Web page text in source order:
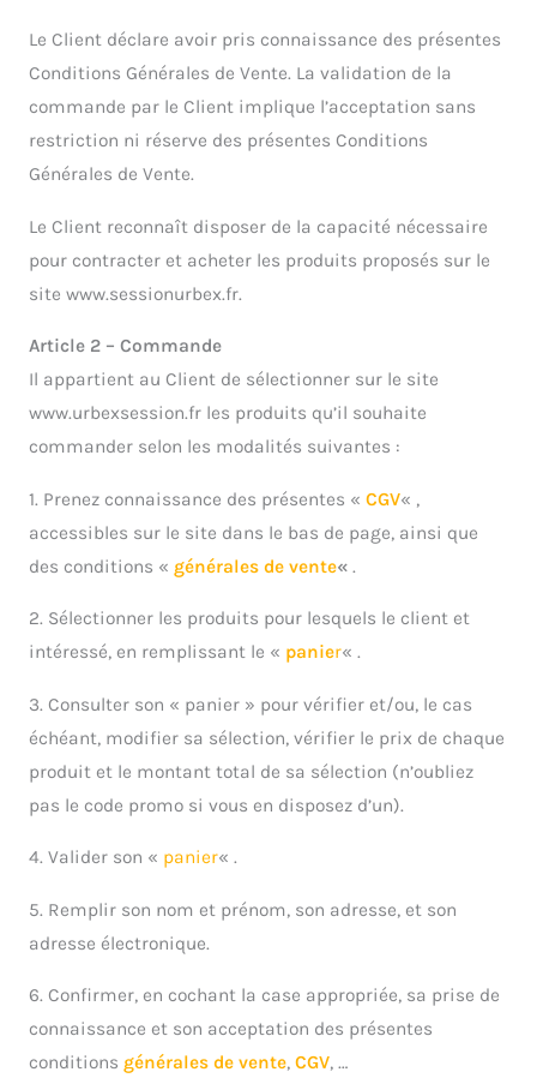
Le Client déclare avoir pris connaissance des présentes
Conditions Générales de Vente. La validation de la
commande par le Client implique l’acceptation sans
restriction ni réserve des présentes Conditions
Générales de Vente.
Le Client reconnaît disposer de la capacité nécessaire
pour contracter et acheter les produits proposés sur le
site www.sessionurbex.fr.
Article 2 – Commande
Il appartient au Client de sélectionner sur le site
www.urbexsession.fr les produits qu’il souhaite
commander selon les modalités suivantes :
1. Prenez connaissance des présentes « CGV« ,
accessibles sur le site dans le bas de page, ainsi que
des conditions « générales de vente« .
2. Sélectionner les produits pour lesquels le client et
intéressé, en remplissant le « panier« .
3. Consulter son « panier » pour vérifier et/ou, le cas
échéant, modifier sa sélection, vérifier le prix de chaque
produit et le montant total de sa sélection (n’oubliez
pas le code promo si vous en disposez d’un).
4. Valider son « panier« .
5. Remplir son nom et prénom, son adresse, et son
adresse électronique.
6. Confirmer, en cochant la case appropriée, sa prise de
connaissance et son acceptation des présentes
conditions générales de vente, CGV, …